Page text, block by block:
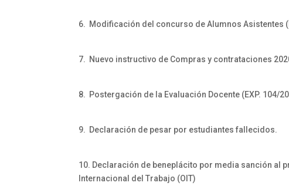
6. Modificación del concurso de Alumnos Asistentes
7. Nuevo instructivo de Compras y contrataciones
8. Postergación de la Evaluación Docente (EXP. 104/
9. Declaración de pesar por estudiantes fallecidos.
10. Declaración de beneplácito por media sanción al
Internacional del Trabajo (OIT)